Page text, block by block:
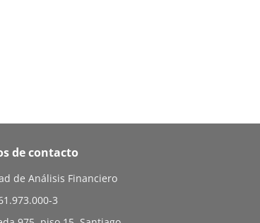
de contacto
de Análisis Financiero
3